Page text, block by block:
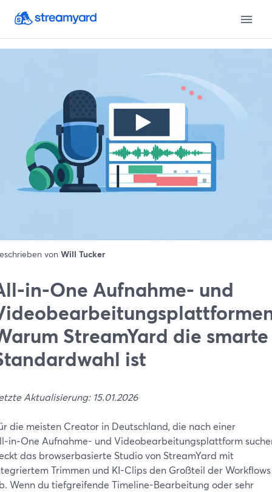
von Will Tucker
Aufnahme- und
StreamYard die smarte
ist
Aktualisierung: 15.01.2026
die meisten Creator in Deutschland, die nach einer
Aufnahme- und Videobearbeitungsplattform
das browserbasierte Studio von StreamYard mit
Trimmen und KI-Clips den Großteil der Workflows
Wenn du tiefgreifende Timeline-Bearbeitung oder sehr